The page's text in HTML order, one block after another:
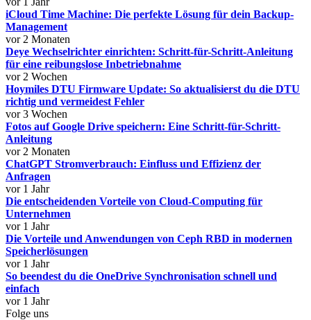
iCloud Time Machine: Die perfekte Lösung für dein Backup-
Management
vor 2 Monaten
Deye Wechselrichter einrichten: Schritt-für-Schritt-Anleitung
für eine reibungslose Inbetriebnahme
vor 2 Wochen
Hoymiles DTU Firmware Update: So aktualisierst du die DTU
richtig und vermeidest Fehler
vor 3 Wochen
Fotos auf Google Drive speichern: Eine Schritt-für-Schritt-
Anleitung
vor 2 Monaten
ChatGPT Stromverbrauch: Einfluss und Effizienz der
Anfragen
vor 1 Jahr
Die entscheidenden Vorteile von Cloud-Computing für
Unternehmen
vor 1 Jahr
Die Vorteile und Anwendungen von Ceph RBD in modernen
Speicherlösungen
vor 1 Jahr
So beendest du die OneDrive Synchronisation schnell und
einfach
vor 1 Jahr
Folge uns